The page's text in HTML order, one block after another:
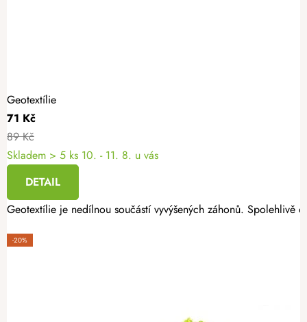
Geotextílie
71 Kč
89 Kč
Skladem > 5 ks 10. - 11. 8. u vás
DETAIL
Geotextílie je nedílnou součástí vyvýšených záhonů.
-20%